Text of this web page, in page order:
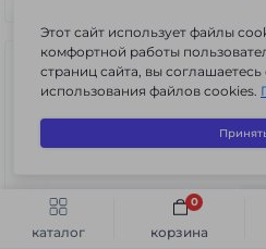
каталог корзина
0
Быстрый заказ
Этот сайт использует файлы
комфортной работы
страниц сайта, вы
использования файлов cookies.